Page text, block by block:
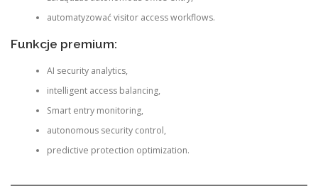
automatyzować visitor access workflows.
Funkcje premium:
AI security analytics,
intelligent access balancing,
Smart entry monitoring,
autonomous security control,
predictive protection optimization.